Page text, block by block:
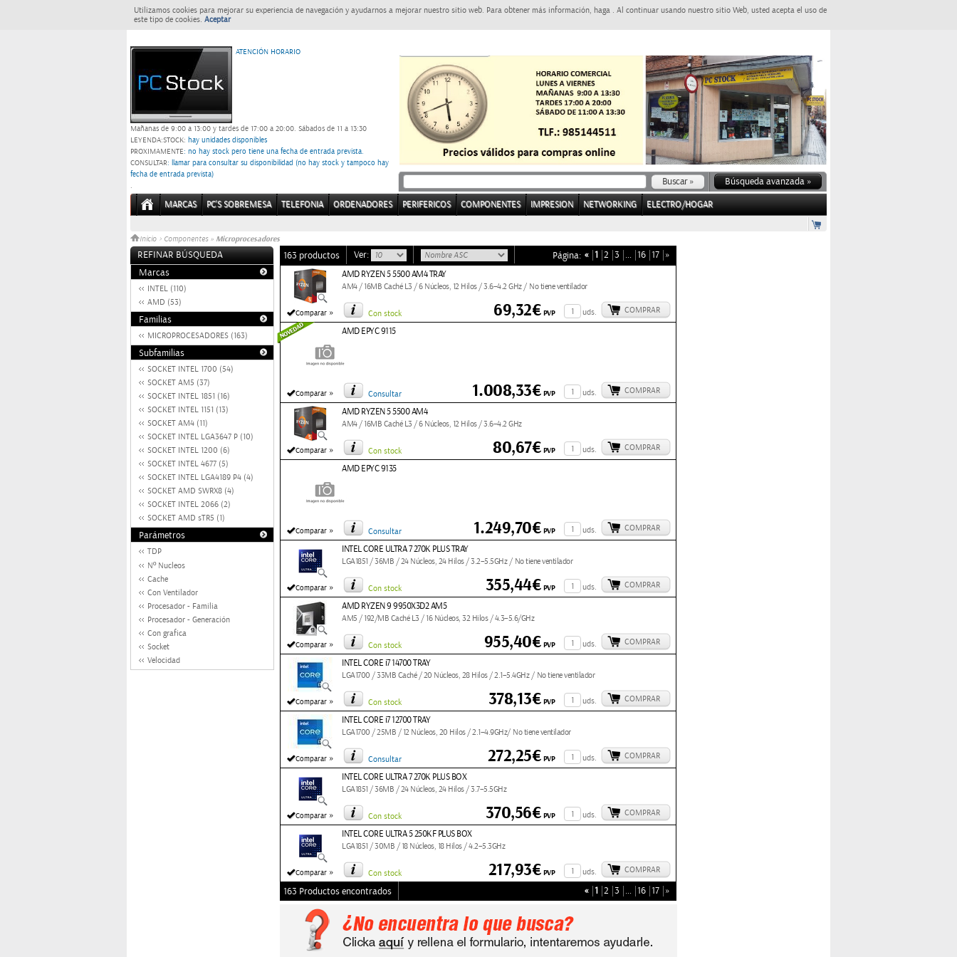
Utilizamos cookies para mejorar su experiencia de navegación y ayudarnos a mejorar nuestro sitio web. Para obtener más información, haga . Al continuar usando nuestro sitio Web, usted acepta el uso de
este tipo de cookies. Aceptar
ATENCIÓN HORARIO
Mañanas de 9:00 a 13:00 y tardes de 17:00 a 20:00. Sábados de 11 a 13:30
LEYENDA:STOCK: hay unidades disponibles
PROXIMAMENTE: no hay stock pero tiene una fecha de entrada prevista.
CONSULTAR: llamar para consultar su disponibilidad (no hay stock y tampoco hay
fecha de entrada prevista)
.
Búsqueda avanzada »
MARCAS PC'S SOBREMESA TELEFONIA ORDENADORES PERIFERICOS COMPONENTES IMPRESION NETWORKING ELECTRO/HOGAR
Inicio > Componentes » Microprocesadores
REFINAR BÚSQUEDA
Marcas
INTEL (110)
AMD (53)
Familias
MICROPROCESADORES (163)
Subfamilias
SOCKET INTEL 1700 (54)
SOCKET AM5 (37)
SOCKET INTEL 1851 (16)
SOCKET INTEL 1151 (13)
SOCKET AM4 (11)
SOCKET INTEL LGA3647 P (10)
SOCKET INTEL 1200 (6)
SOCKET INTEL 4677 (5)
SOCKET INTEL LGA4189 P4 (4)
SOCKET AMD SWRX8 (4)
SOCKET INTEL 2066 (2)
SOCKET AMD sTR5 (1)
Parámetros
TDP
Nº Nucleos
Cache
Con Ventilador
Procesador - Familia
Procesador - Generación
Con grafica
Socket
Velocidad
163 productos Ver: Página: « 1 2 3 … 16 17 »
Comparar »
AMD RYZEN 5 5500 AM4 TRAY
AM4 / 16MB Caché L3 / 6 Núcleos, 12 Hilos / 3.6–4.2 GHz / No tiene ventilador
Con stock uds. COMPRAR
69,32€PVP
Comparar »
AMD EPYC 9115
Consultar uds. COMPRAR
1.008,33€PVP
Comparar »
AMD RYZEN 5 5500 AM4
AM4 / 16MB Caché L3 / 6 Núcleos, 12 Hilos / 3.6–4.2 GHz
Con stock uds. COMPRAR
80,67€PVP
Comparar »
AMD EPYC 9135
Consultar uds. COMPRAR
1.249,70€PVP
Comparar »
INTEL CORE ULTRA 7 270K PLUS TRAY
LGA1851 / 36MB / 24 Núcleos, 24 Hilos / 3.2–5.5GHz / No tiene ventilador
Con stock uds. COMPRAR
355,44€PVP
Comparar »
AMD RYZEN 9 9950X3D2 AM5
AM5 / 192/MB Caché L3 / 16 Núcleos, 32 Hilos / 4.3–5.6/GHz
Con stock uds. COMPRAR
955,40€PVP
Comparar »
INTEL CORE i7 14700 TRAY
LGA1700 / 33MB Caché / 20 Núcleos, 28 Hilos / 2.1–5.4GHz / No tiene ventilador
Con stock uds. COMPRAR
378,13€PVP
Comparar »
INTEL CORE i7 12700 TRAY
LGA1700 / 25MB / 12 Núcleos, 20 Hilos / 2.1–4.9GHz/ No tiene ventilador
Consultar uds. COMPRAR
272,25€PVP
Comparar »
INTEL CORE ULTRA 7 270K PLUS BOX
LGA1851 / 36MB / 24 Núcleos, 24 Hilos / 3.7–5.5GHz
Con stock uds. COMPRAR
370,56€PVP
Comparar »
INTEL CORE ULTRA 5 250KF PLUS BOX
LGA1851 / 30MB / 18 Núcleos, 18 Hilos / 4.2–5.3GHz
Con stock uds. COMPRAR
217,93€PVP
163 Productos encontrados « 1 2 3 … 16 17 »